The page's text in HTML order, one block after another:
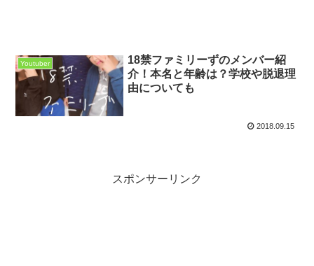
Youtuber
18禁ファミリーずのメンバー紹
介！本名と年齢は？学校や脱退理
由についても
2018.09.15
スポンサーリンク